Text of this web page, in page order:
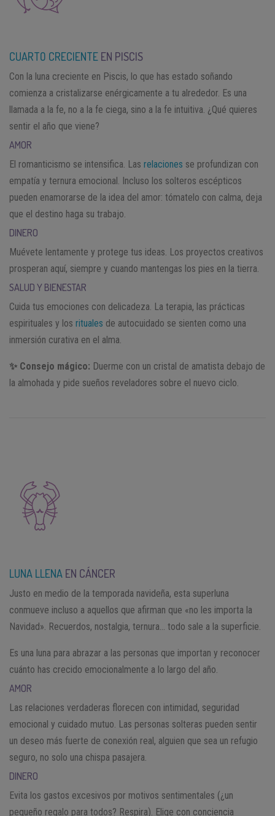
CUARTO CRECIENTE EN PISCIS
Con la luna creciente en Piscis, lo que has estado soñando
comienza a cristalizarse enérgicamente a tu alrededor. Es una
llamada a la fe, no a la fe ciega, sino a la fe intuitiva. ¿Qué quieres
sentir el año que viene?
AMOR
El romanticismo se intensifica. Las relaciones se profundizan con
empatía y ternura emocional. Incluso los solteros escépticos
pueden enamorarse de la idea del amor: tómatelo con calma, deja
que el destino haga su trabajo.
DINERO
Muévete lentamente y protege tus ideas. Los proyectos creativos
prosperan aquí, siempre y cuando mantengas los pies en la tierra.
SALUD Y BIENESTAR
Cuida tus emociones con delicadeza. La terapia, las prácticas
espirituales y los rituales de autocuidado se sienten como una
inmersión curativa en el alma.
✨ Consejo mágico: Duerme con un cristal de amatista debajo de
la almohada y pide sueños reveladores sobre el nuevo ciclo.
LUNA LLENA EN CÁNCER
Justo en medio de la temporada navideña, esta superluna
conmueve incluso a aquellos que afirman que «no les importa la
Navidad». Recuerdos, nostalgia, ternura… todo sale a la superficie.
Es una luna para abrazar a las personas que importan y reconocer
cuánto has crecido emocionalmente a lo largo del año.
AMOR
Las relaciones verdaderas florecen con intimidad, seguridad
emocional y cuidado mutuo. Las personas solteras pueden sentir
un deseo más fuerte de conexión real, alguien que sea un refugio
seguro, no solo una chispa pasajera.
DINERO
Evita los gastos excesivos por motivos sentimentales (¿un
pequeño regalo para todos? Respira). Elige con conciencia